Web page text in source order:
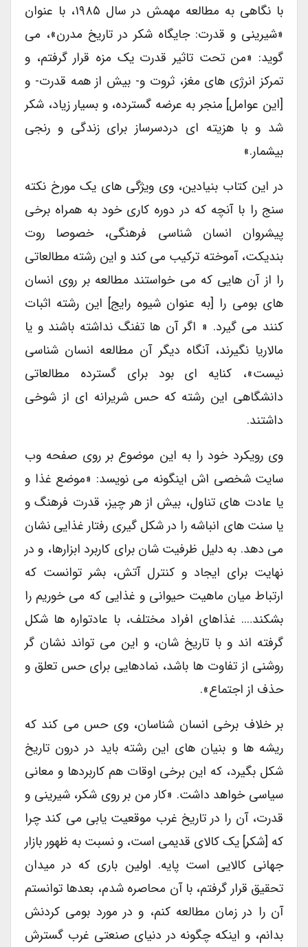
با نگاهی به مطالعه مهمش در سال ۱۹۸۵، با عنوان
«شیرینی و قدرت: جایگاه شکر در تاریخ مدرن»، می
گوید: «من تحت تاثیر قدرت یک مزه قرار گرفتم، و
تمرکز انرژی های مغز، ثروت و- بیش از همه قدرت- و
[این عوامل] منجر به عرضه گسترده، و بسیار زیاد، شکر
شد و با هزیته ای دردسرساز برای زندگی و رنجی
بیشمار.»
در این کتاب بنیادین، وی ویژگی های یک مورخ نکته
سنج را با آنچه که در دوره کاری خود به همراه برخی
پیشروان انسان شناسی فرهنگی، خصوصا روت
بندیکت، آموخته ترکیب می کند و این رشته مطالعاتی
را از آن هایی که می خواستند مطالعه بر روی انسان
های بومی را [به عنوان شیوه رایج] این رشته اثبات
کنند می گیرد. « اگر آن ها تفنگ نداشته باشند و یا
مالاریا نگیرند، آنگاه دیگر آن مطالعه انسان شناسی
نیست»، کنایه ای بود برای گسترده مطالعاتی
دانشگاهی این رشته که حس شریرانه ای از شوخی
داشتند.
وی رویکرد خود را به این موضوع بر روی صفحه وب
سایت شخصی اش اینگونه می نویسد: «موضع غذا و
یا عادت های تناول، بیش از هر چیز، قدرت فرهنگ و
یا سنت های انباشه را در شکل گیری رفتار غذایی نشان
می دهد. به دلیل ظرفیت شان برای کاربرد ابزارها، و در
نهایت برای ایجاد و کنترل آتش، بشر توانست که
ارتباط میان ماهیت حیوانی و غذایی که می خوریم را
بشکند…. غذاهای افراد مختلف، با عادتواره ها شکل
گرفته اند و با تاریخ شان، و این می تواند نشان گر
روشنی از تفاوت ها باشد، نمادهایی برای حس تعلق و
حذف از اجتماع».
بر خلاف برخی انسان شناسان، وی حس می کند که
ریشه ها و بنیان های این رشته باید در درون تاریخ
شکل بگیرد، که این برخی اوقات هم کاربردها و معانی
سیاسی خواهد داشت. «کار من بر روی شکر، شیرینی و
قدرت، آن را در تاریخ غرب موقعیت یابی می کند چرا
که [شکر] یک کالای قدیمی است، و نسبت به ظهور بازار
جهانی کالایی است پایه. اولین باری که در میدان
تحقیق قرار گرفتم، با آن محاصره شدم، بعدها توانستم
آن را در زمان مطالعه کنم، و در مورد بومی کردنش
بدانم، و اینکه چگونه در دنیای صنعتی غرب گسترش